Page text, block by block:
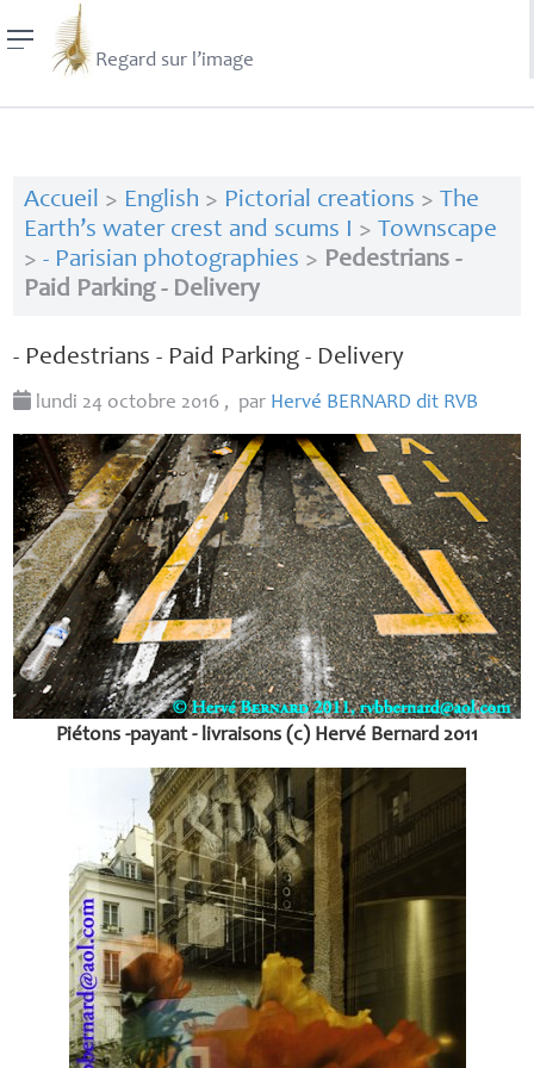
Regard sur l’image
Accueil > English > Pictorial creations > The
Earth’s water crest and scums I > Townscape
> - Parisian photographies > Pedestrians -
Paid Parking - Delivery
- Pedestrians - Paid Parking - Delivery
lundi 24 octobre 2016 , par Hervé BERNARD dit RVB
Piétons -payant - livraisons (c) Hervé Bernard 2011